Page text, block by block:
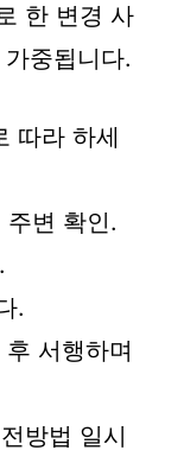
한 변경 사
중됩니다.
따라 하세
주변 확인.
.
서행하며
방법 일시